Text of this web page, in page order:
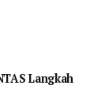
Langkah